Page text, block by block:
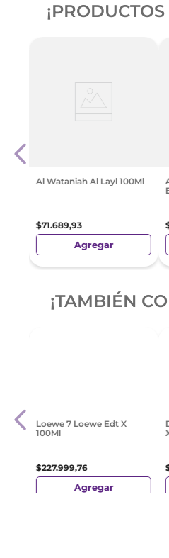
Al Wataniah Al Layl 100Ml
$71.689,93
Agregar
¡TAMBIÉN
Loewe 7 Loewe Edt X
100Ml